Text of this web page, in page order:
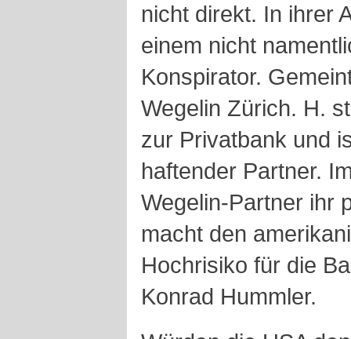
nicht direkt. In ihrer
einem nicht
Konspirator.
Wegelin Zürich. H.
zur Privatbank und
haftender Partner.
Wegelin-Partner ihr
macht den
Hochrisiko für die
Konrad Hummler.